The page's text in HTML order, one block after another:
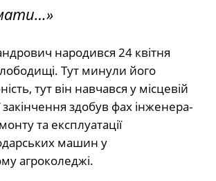
народився 24 квітня
Тут минули його
тут він навчався у місцевій
закінчення здобув фах інженера-
та експлуатації
машин у
агроколеджі.